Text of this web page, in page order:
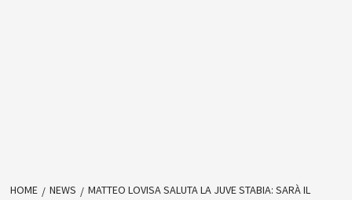
HOME NEWS
MATTEO LOVISA SALUTA LA JUVE STABIA: SARÀ IL